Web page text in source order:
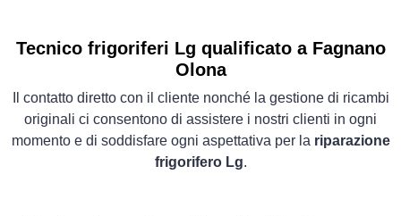
Tecnico frigoriferi Lg qualificato a Fagnano
Olona
Il contatto diretto con il cliente nonché la gestione di ricambi
originali ci consentono di assistere i nostri clienti in ogni
momento e di soddisfare ogni aspettativa per la riparazione
frigorifero Lg.